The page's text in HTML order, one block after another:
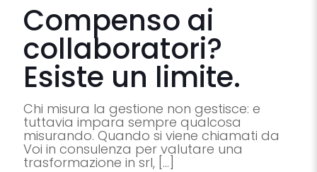
Compenso ai
collaboratori?
Esiste un limite.
Chi misura la gestione non gestisce: e
tuttavia impara sempre qualcosa
misurando. Quando si viene chiamati da
Voi in consulenza per valutare una
trasformazione in srl, […]